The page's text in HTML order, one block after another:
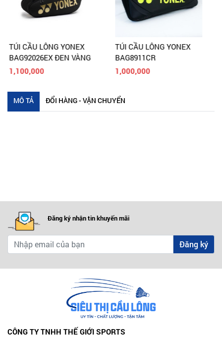
TÚI CẦU LÔNG YONEX
BAG8911CR
1,000,000
TÚI CẦU LÔNG YONEX
BAG21LCW
1,100,000
MÔ TẢ ĐỔI HÀNG - VẬN CHUYỂN
Đăng ký nhận tin khuyến mãi
Đăng ký
CÔNG TY TNHH THẾ GIỚI SPORTS